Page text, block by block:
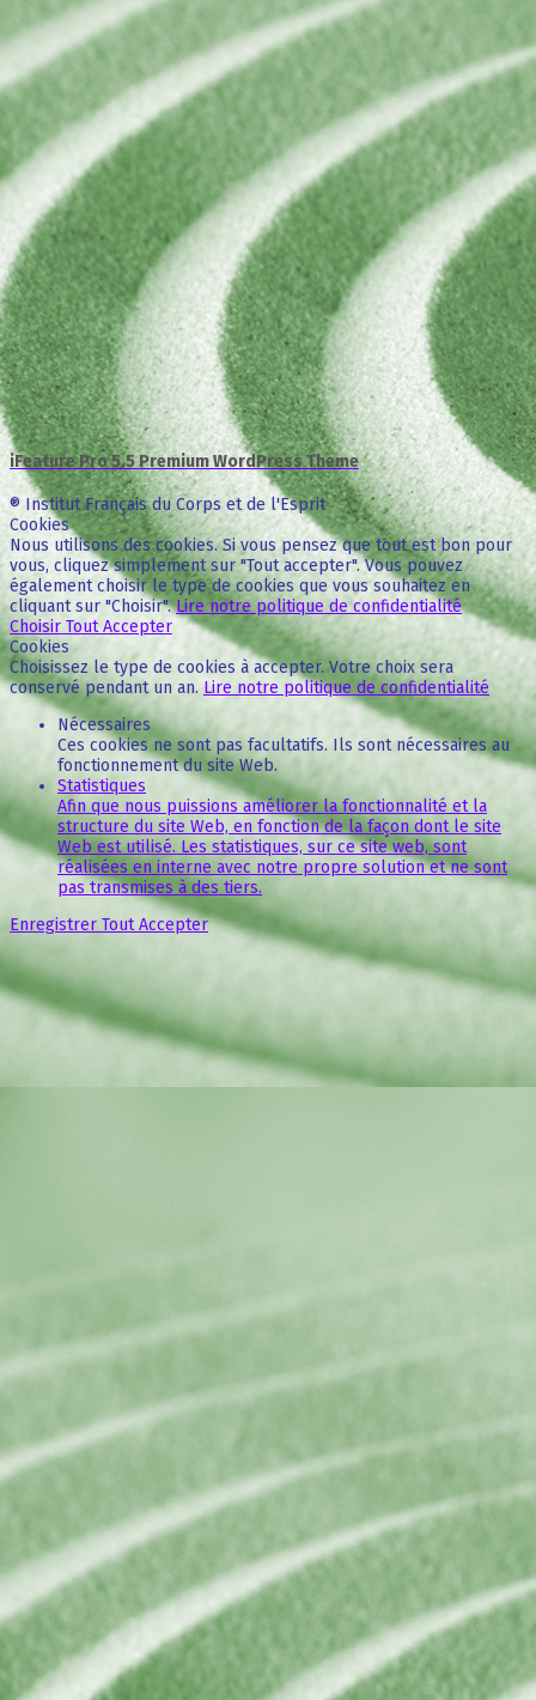
iFeature Pro 5.5 Premium WordPress Theme
® Institut Français du Corps et de l'Esprit
Cookies
Nous utilisons des cookies. Si vous pensez que tout est bon pour
vous, cliquez simplement sur "Tout accepter". Vous pouvez
également choisir le type de cookies que vous souhaitez en
cliquant sur "Choisir".Lire notre politique de confidentialité
Choisir Tout Accepter
Cookies
Choisissez le type de cookies à accepter. Votre choix sera
conservé pendant un an.Lire notre politique de confidentialité
Nécessaires
Ces cookies ne sont pas facultatifs. Ils sont nécessaires au
fonctionnement du site Web.
Statistiques
Afin que nous puissions améliorer la fonctionnalité et la
structure du site Web, en fonction de la façon dont le site
Web est utilisé. Les statistiques, sur ce site web, sont
réalisées en interne avec notre propre solution et ne sont
pas transmises à des tiers.
Enregistrer Tout Accepter